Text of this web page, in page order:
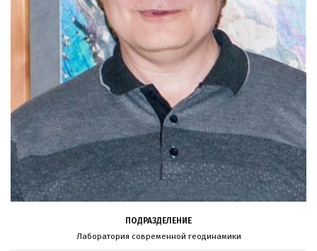
ПОДРАЗДЕЛЕНИЕ
Лаборатория современной геодинамики